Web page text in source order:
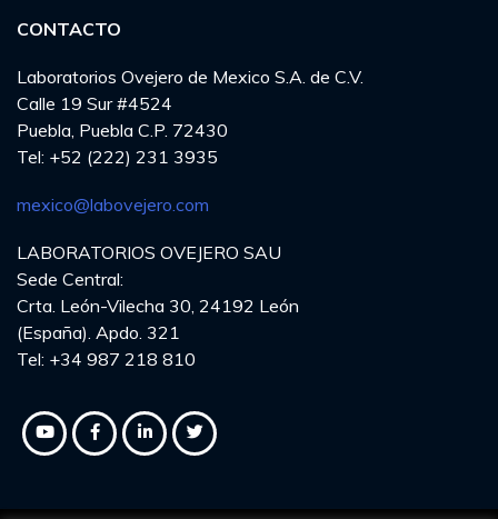
CONTACTO
Laboratorios Ovejero de Mexico S.A. de C.V.
Calle 19 Sur #4524
Puebla, Puebla C.P. 72430
Tel: +52 (222) 231 3935
mexico@labovejero.com
LABORATORIOS OVEJERO SAU
Sede Central:
Crta. León-Vilecha 30, 24192 León
(España). Apdo. 321
Tel: +34 987 218 810